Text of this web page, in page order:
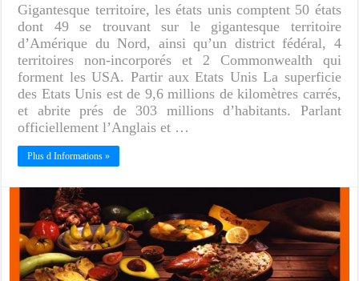
Gigantesque territoire, les états unis comptent 50 états
dont 49 se trouvant sur le gigantesque territoire
d’Amérique du Nord, ainsi qu’un district fédéral, 4
territoires non-incorporés et 2 Commonwealth qui
forment les USA. Partir aux Etats Unis La superficie
des Etats Unis est de 9,6 millions de kilomètres carrés,
et abrite prés de 303 millions d’habitants. Parlant
officiellement l’Anglais et …
Plus d Informations »